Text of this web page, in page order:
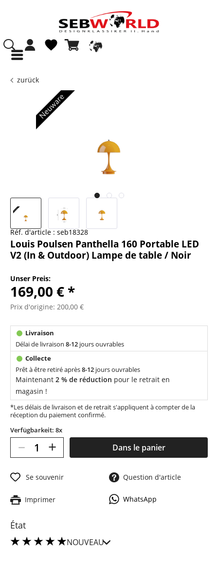
zurück
Réf. d'article : seb18328
Louis Poulsen Panthella 160 Portable LED
V2 (In & Outdoor) Lampe de table / Noir
Unser Preis:
169,00 € *
Prix d'origine: 200,00 €
Délai de livraison8-12 jours ouvrables
Prêt à être retiré après8-12 jours ouvrables
Maintenant2 % de réduction pour le retrait en
magasin !
*Les délais de livraison et de retrait s'appliquent à compter de la
réception du paiement confirmé.
Verfügbarkeit: 8x
– + Dans le panier
Se souvenir Question d'article
Imprimer WhatsApp
État
NOUVEAU